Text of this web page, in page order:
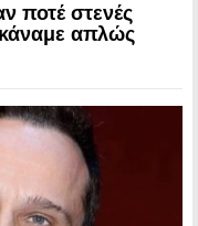
ποτέ στενές
απλώς